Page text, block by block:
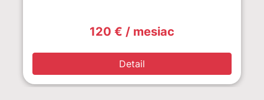
120 € / mesiac
Detail